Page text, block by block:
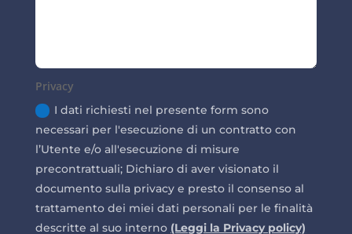
Privacy
I dati richiesti nel presente form sono
necessari per l'esecuzione di un contratto con
l’Utente e/o all'esecuzione di misure
precontrattuali; Dichiaro di aver visionato il
documento sulla privacy e presto il consenso al
trattamento dei miei dati personali per le finalità
descritte al suo interno (Leggi la Privacy policy)